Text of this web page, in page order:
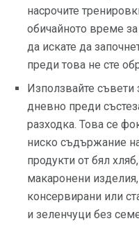
насрочите
обичайното време
да искате да
преди това не сте
Използвайте съвети
дневно преди
разходка. Това се
ниско съдържание
продукти от бял
макаронени
консервирани или
и зеленчуци без